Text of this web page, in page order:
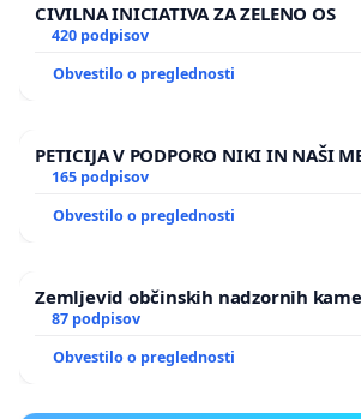
CIVILNA INICIATIVA ZA ZELENO OS
420 podpisov
Obvestilo o preglednosti
PETICIJA V PODPORO NIKI IN NAŠI
165 podpisov
Obvestilo o preglednosti
Zemljevid občinskih nadzornih
87 podpisov
Obvestilo o preglednosti